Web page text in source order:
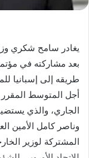
بعد مشاركته في
طريقه إلى إسبانيا
الجاري، والذي
وناصر كامل الأمين
المشتركة لوزير